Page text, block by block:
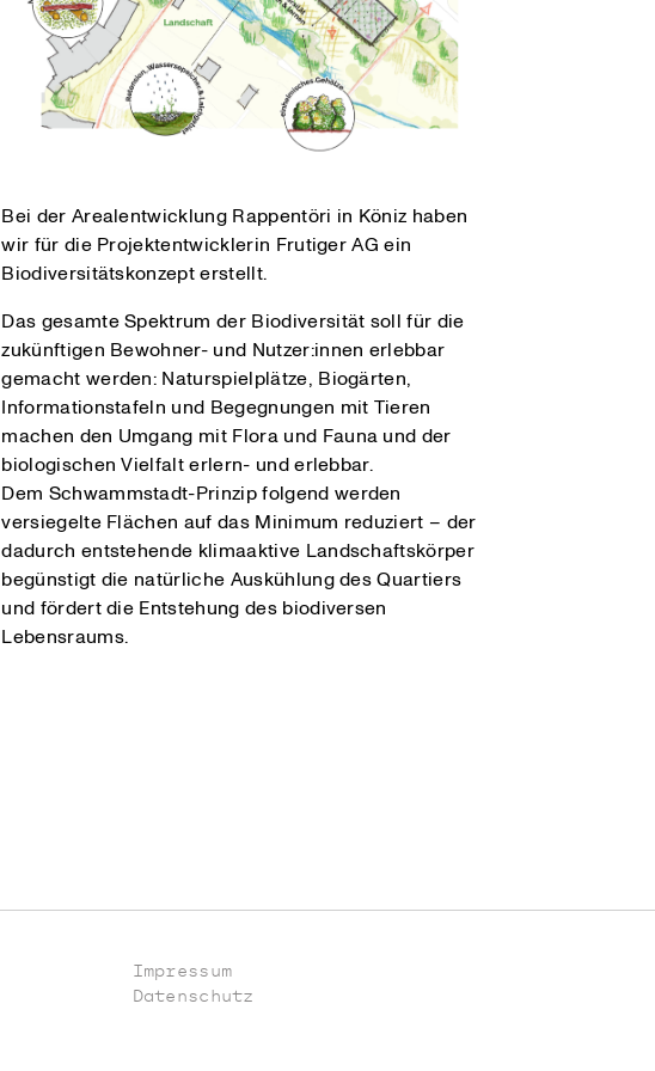
Bei der Arealentwicklung Rappentöri in Köniz haben
wir für die Projektentwicklerin Frutiger AG ein
Biodiversitätskonzept erstellt.
Das gesamte Spektrum der Biodiversität soll für die
zukünftigen Bewohner- und Nutzer:innen erlebbar
gemacht werden: Naturspielplätze, Biogärten,
Informationstafeln und Begegnungen mit Tieren
machen den Umgang mit Flora und Fauna und der
biologischen Vielfalt erlern- und erlebbar.
Dem Schwammstadt-Prinzip folgend werden
versiegelte Flächen auf das Minimum reduziert – der
dadurch entstehende klimaaktive Landschaftskörper
begünstigt die natürliche Auskühlung des Quartiers
und fördert die Entstehung des biodiversen
Lebensraums.
Impressum
Datenschutz